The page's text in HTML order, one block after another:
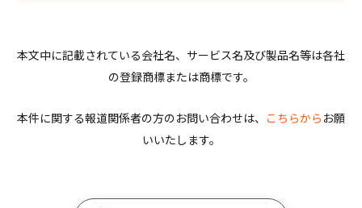
本文中に記載されている会社名、サービス名及び製品名等は各社
の登録商標または商標です。
本件に関する報道関係者の方のお問い合わせは、 こちらから お願
いいたします。